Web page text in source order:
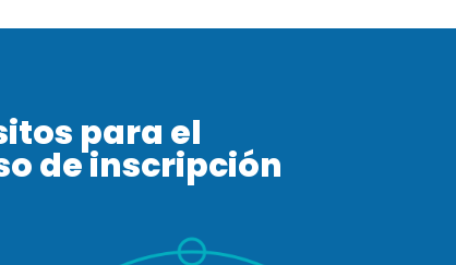
para el
de inscripción